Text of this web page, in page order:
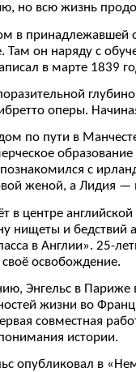
но всю жизнь
в
Там он наряду с
в марте 1839
оперы.
по пути в
с
женой, а Лидия —
в центре
нищеты и бедствий
в Англии». 25-
освобождение.
Энгельс в
жизни во
совместная
истории.
опубликовал в